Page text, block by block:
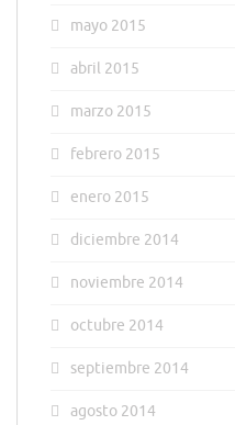
mayo 2015
abril 2015
marzo 2015
febrero 2015
enero 2015
diciembre 2014
noviembre 2014
octubre 2014
septiembre 2014
agosto 2014